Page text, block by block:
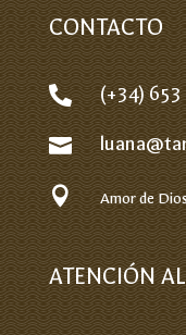
CONTACTO
 (+34)

 Amor de
ATENCIÓN